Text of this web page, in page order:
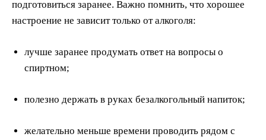
подготовиться заранее. Важно помнить, что хорошее
настроение не зависит только от алкоголя:
лучше заранее продумать ответ на вопросы о
спиртном;
полезно держать в руках безалкогольный напиток;
желательно меньше времени проводить рядом с